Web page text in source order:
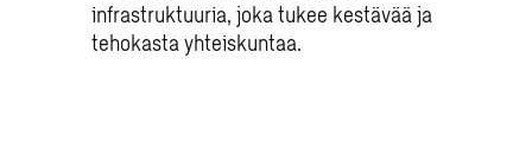
infrastruktuuria, joka tukee kestävää ja
tehokasta yhteiskuntaa.